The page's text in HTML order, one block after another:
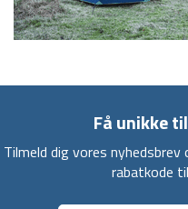
Få unikke
Tilmeld dig vores
rabatkode